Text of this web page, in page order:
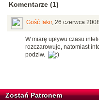
Komentarze (1)
Gość fakir, 26 czerwca
W miarę upływu czasu
rozczarowuje, natomiast
podziw.
Zostań Patronem